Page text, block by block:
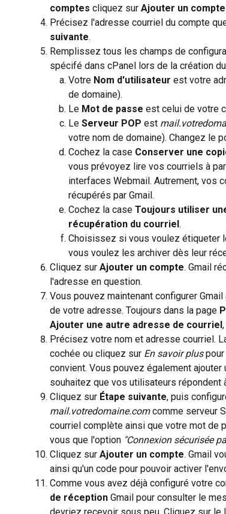
comptes cliquez sur Ajouter un
Précisez l'adresse courriel du compte
suivante.
Remplissez tous les champs de
spécifé dans cPanel lors de la création
Votre Nom d'utilisateur est votre
de domaine).
Le Mot de passe est celui de votre
Le Serveur POP est
votre nom de domaine). Changez le
Cochez la case Conserver une
vous prévoyez lire vos courriels à
interfaces Webmail. Autrement, vos
récupérés par Gmail.
Cochez la case Toujours utiliser
récupération du courriel .
Choisissez si vous voulez étiqueter
vous voulez les archiver dès leur
Cliquez sur Ajouter un compte. Gmail
l'adresse en question.
Vous pouvez maintenant configurer
de votre adresse. Toujours dans la page
Ajouter une autre adresse de courriel
Précisez votre nom et adresse courriel.
cochée ou cliquez sur En savoir plus pour
convient. Vous pouvez également ajouter
souhaitez que vos utilisateurs répondent
Cliquez sur Étape suivante, puis
mail.votredomaine.com comme serveur
courriel complète ainsi que votre mot de
vous que l'option "Connexion sécurisée
Cliquez sur Ajouter un compte. Gmail
ainsi qu'un code pour pouvoir activer
Comme vous avez déjà configuré votre
de réception Gmail pour consulter le